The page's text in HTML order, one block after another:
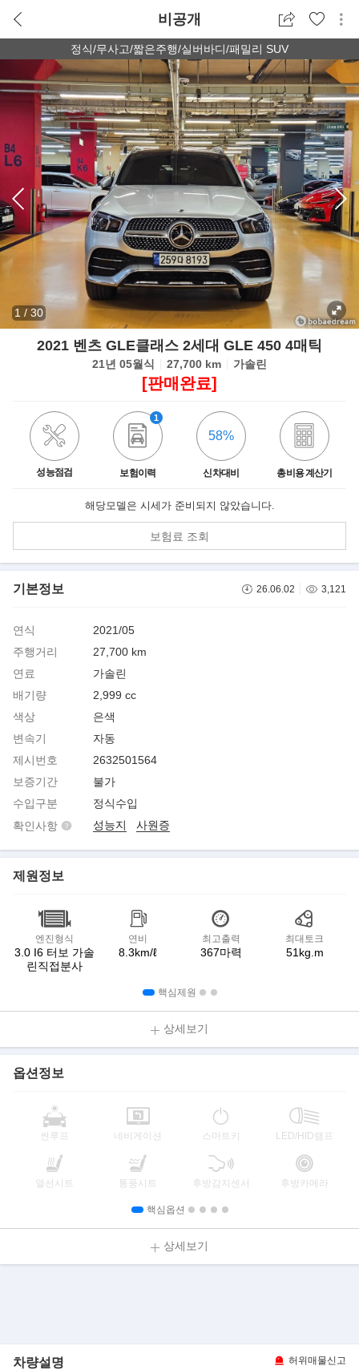
비공개
정식/무사고/짧은주행/실버바디/패밀리 SUV
1 / 30
2021 벤츠 GLE클래스 2세대 GLE 450 4매틱
21년 05월식 27,700 km 가솔린
[판매완료]
성능점검 보험이력
1
신차대비
58%
총비용 계산기
해당모델은 시세가 준비되지 않았습니다.
보험료 조회
기본정보 26.06.02 3,121
연식
2021/05
주행거리
27,700 km
연료
가솔린
배기량
2,999 cc
색상
은색
변속기
자동
제시번호
2632501564
보증기간
불가
수입구분
정식수입
확인사항
성능지 사원증
제원정보
엔진형식
3.0 I6 터보 가솔
린직접분사
연비
8.3km/ℓ
최고출력
367마력
최대토크
51kg.m
핵심제원
상세보기
옵션정보
썬루프 네비게이션 스마트키 LED/HID램프
열선시트 통풍시트 후방감지센서 후방카메라
핵심옵션
상세보기
차량설명 허위매물신고